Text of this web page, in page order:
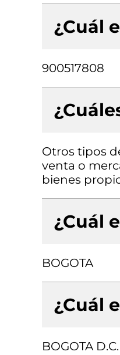
¿Cuál
900517808
Otros tipos
venta o
bienes
¿Cuál
BOGOTA
¿Cuál
BOGOTA D.C.